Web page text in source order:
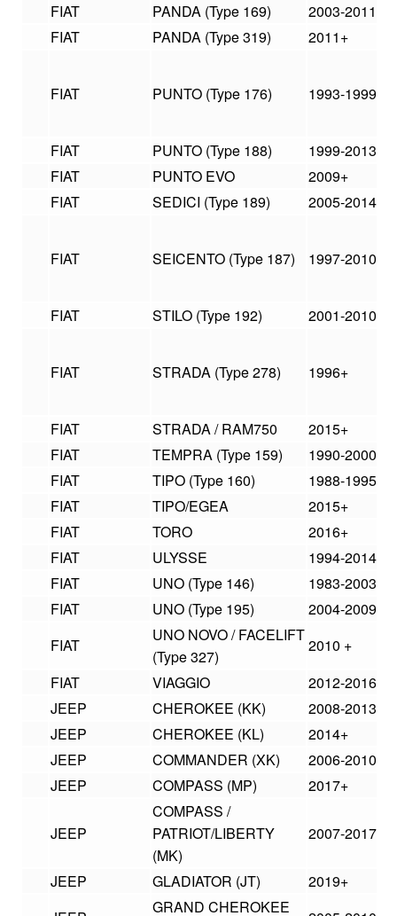
FIAT
PANDA (Type 169) 2003-2011
FIAT
PANDA (Type 319) 2011+
FIAT PUNTO (Type 176) 1993-1999
FIAT PUNTO (Type 188) 1999-2013
FIAT
PUNTO EVO 2009+
FIAT
SEDICI (Type 189) 2005-2014
FIAT SEICENTO (Type 187) 1997-2010
FIAT STILO (Type 192) 2001-2010
FIAT STRADA (Type 278) 1996+
FIAT STRADA / RAM750 2015+
FIAT
TEMPRA (Type 159) 1990-2000
FIAT
TIPO (Type 160) 1988-1995
FIAT
TIPO/EGEA 2015+
FIAT
TORO 2016+
FIAT
ULYSSE 1994-2014
FIAT
UNO (Type 146) 1983-2003
FIAT
UNO (Type 195) 2004-2009
FIAT
UNO NOVO / FACELIFT
(Type 327)
2010 +
FIAT
VIAGGIO 2012-2016
JEEP
CHEROKEE (KK) 2008-2013
JEEP
CHEROKEE (KL) 2014+
JEEP
COMMANDER (XK) 2006-2010
JEEP
COMPASS (MP) 2017+
JEEP
COMPASS /
PATRIOT/LIBERTY
(MK)
2007-2017
JEEP GLADIATOR (JT) 2019+
GRAND CHEROKEE